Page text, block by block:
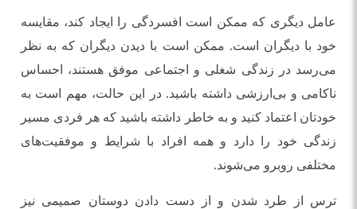
عامل دیگری که ممکن است افسردگی را ایجاد کند، مقایسه
خود با دیگران است. ممکن است با دیدن دیگران که به نظر
می‌رسد در زندگی شغلی و اجتماعی موفق هستند، احساس
ناکامی و بی‌ارزشی داشته باشید. در این حالت، مهم است به
خودتان اعتماد کنید و به خاطر داشته باشید که هر فردی مسیر
زندگی خود را دارد و همه افراد با شرایط و موفقیت‌های
مختلفی روبرو می‌شوند.
ترس از طرد شدن و از دست دادن دوستان صمیمی نیز